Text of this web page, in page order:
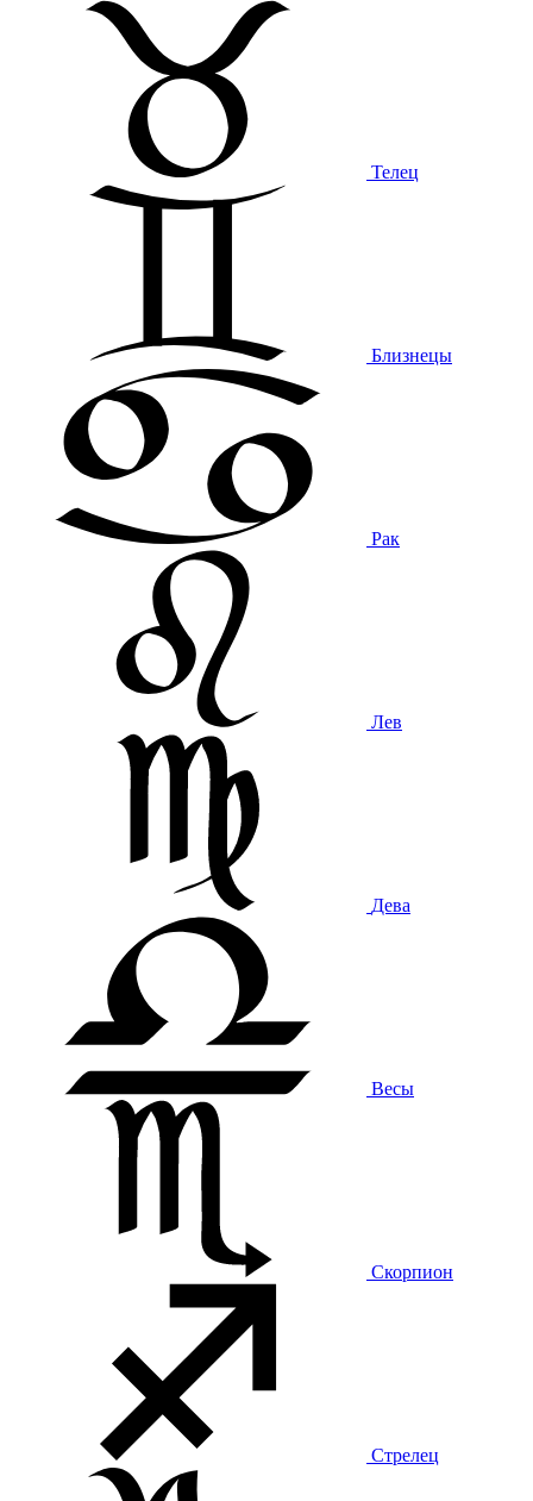
Телец
Близнецы
Рак
Лев
Дева
Весы
Скорпион
Стрелец